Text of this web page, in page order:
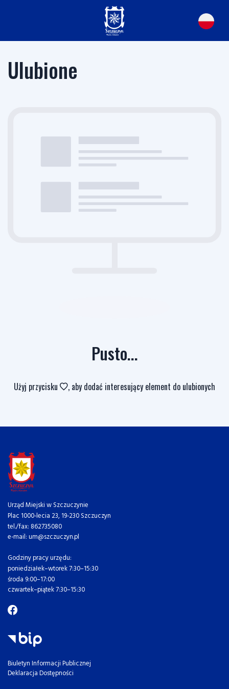
Ulubione
Pusto...
Użyj przycisku , aby dodać interesujący element do ulubionych
Urząd Miejski w Szczuczynie
Plac 1000-lecia 23, 19-230 Szczuczyn
tel./fax: 862735080
e-mail: um@szczuczyn.pl
Godziny pracy urzędu:
poniedziałek–wtorek 7:30–15:30
środa 9:00–17:00
czwartek–piątek 7:30–15:30
Biuletyn Informacji Publicznej
Deklaracja Dostępności